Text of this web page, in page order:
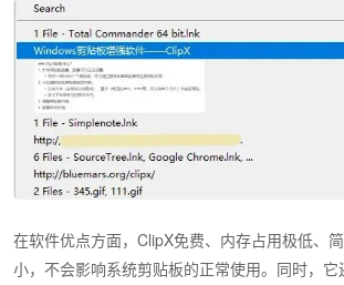
在软件优点方面，ClipX免费、内存占用极低、
小，不会影响系统剪贴板的正常使用。同时，